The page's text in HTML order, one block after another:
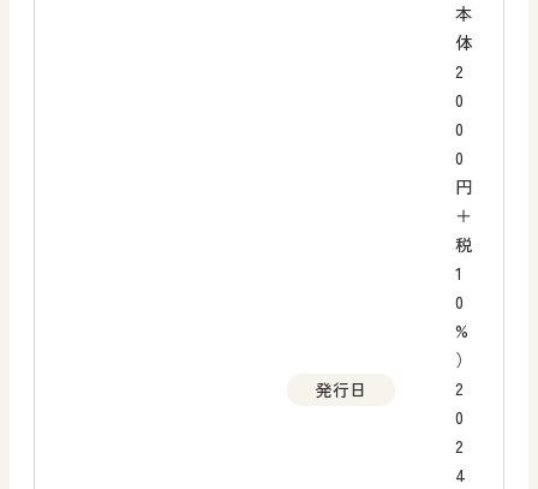
本
体
2
0
0
0
円
＋
税
1
0
%
）
発行日
2
0
2
4